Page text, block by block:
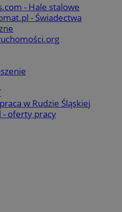
- Hale stalowe
- Świadectwa
w Rudzie Śląskiej
- oferty pracy